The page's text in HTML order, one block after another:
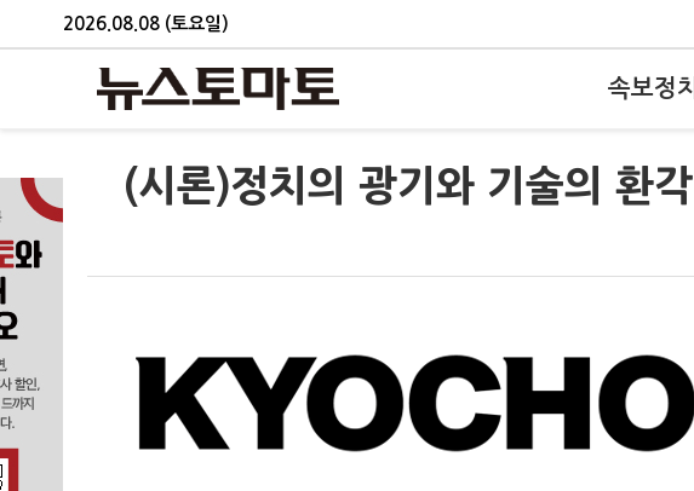
2026.08.08 (토요일)
속보정치
(시론)정치의 광기와 기술의 환각